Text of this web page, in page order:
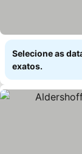
Selecione as
exatos.